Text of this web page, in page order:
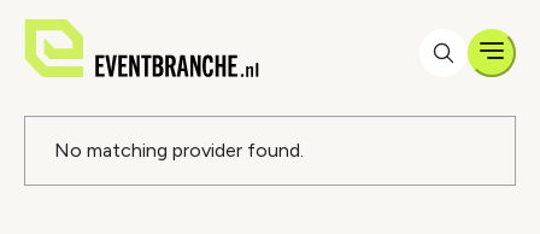
Foutmelding
No matching provider found.